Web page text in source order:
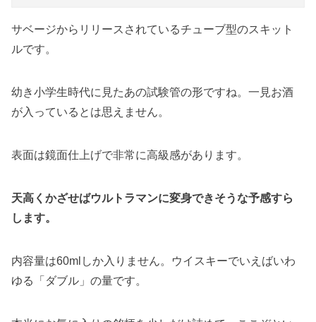
サベージからリリースされているチューブ型のスキット
ルです。
幼き小学生時代に見たあの試験管の形ですね。一見お酒
が入っているとは思えません。
表面は鏡面仕上げで非常に高級感があります。
天高くかざせばウルトラマンに変身できそうな予感すら
します。
内容量は60mlしか入りません。ウイスキーでいえばいわ
ゆる「ダブル」の量です。